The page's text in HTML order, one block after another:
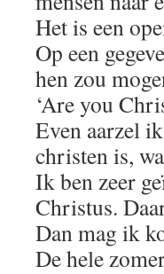
Het is een
Op een
hen zou
‘Are you
Even aarzel
christen is,
Ik ben zeer
Christus.
Dan mag ik
De hele